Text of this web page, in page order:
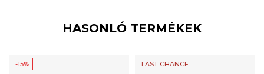
HASONLÓ TERMÉKEK
-15% LAST CHANCE